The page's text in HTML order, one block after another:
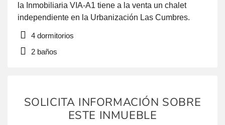
la Inmobiliaria VIA-A1 tiene a la venta un chalet
independiente en la Urbanización Las Cumbres.
Este hogar, con una estructura de hormigón y piedra,
cuenta con 266 m2 construidos y se asienta en una
parcela de 503 m2. La parcela cuenta con una zona
2 baños
4 dormitorios
SOLICITA INFORMACIÓN SOBRE
ESTE INMUEBLE